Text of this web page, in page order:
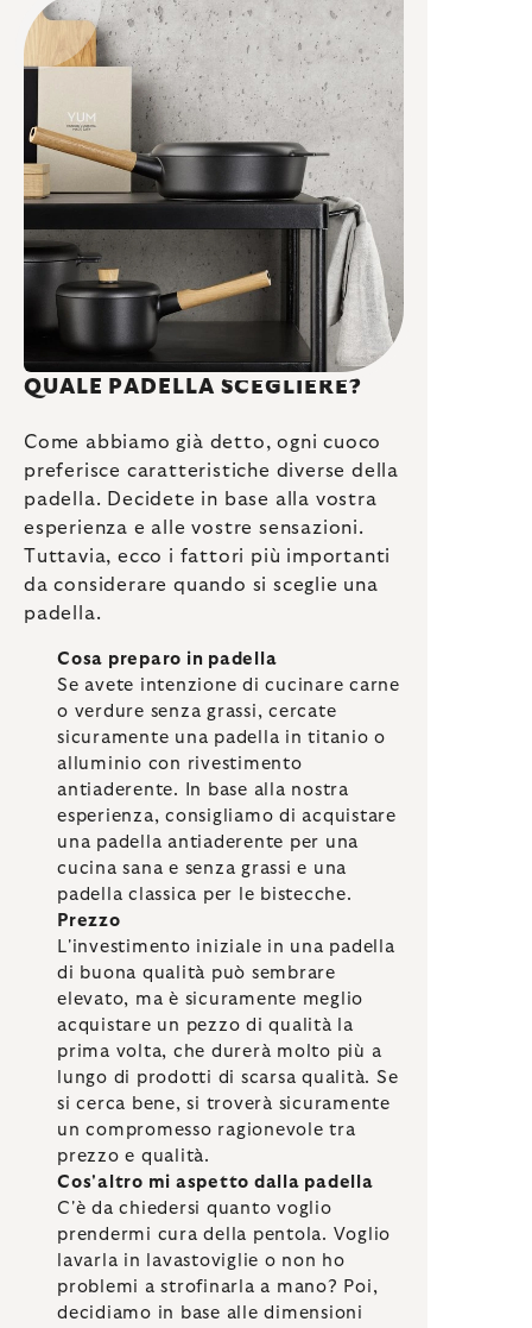
QUALE PADELLA SCEGLIERE?
Come abbiamo già detto, ogni cuoco
preferisce caratteristiche diverse della
padella. Decidete in base alla vostra
esperienza e alle vostre sensazioni.
Tuttavia, ecco i fattori più importanti
da considerare quando si sceglie una
padella.
Cosa preparo in padella
Se avete intenzione di cucinare carne
o verdure senza grassi, cercate
sicuramente una padella in titanio o
alluminio con rivestimento
antiaderente. In base alla nostra
esperienza, consigliamo di acquistare
una padella antiaderente per una
cucina sana e senza grassi e una
padella classica per le bistecche.
Prezzo
L'investimento iniziale in una padella
di buona qualità può sembrare
elevato, ma è sicuramente meglio
acquistare un pezzo di qualità la
prima volta, che durerà molto più a
lungo di prodotti di scarsa qualità. Se
si cerca bene, si troverà sicuramente
un compromesso ragionevole tra
prezzo e qualità.
Cos'altro mi aspetto dalla padella
C'è da chiedersi quanto voglio
prendermi cura della pentola. Voglio
lavarla in lavastoviglie o non ho
problemi a strofinarla a mano? Poi,
decidiamo in base alle dimensioni